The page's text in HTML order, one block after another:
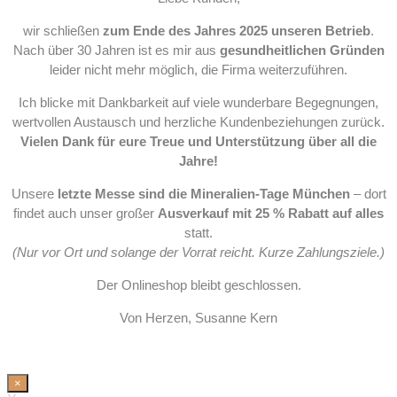
wir schließen zum Ende des Jahres 2025 unseren Betrieb.
Nach über 30 Jahren ist es mir aus gesundheitlichen Gründen
leider nicht mehr möglich, die Firma weiterzuführen.
Ich blicke mit Dankbarkeit auf viele wunderbare Begegnungen,
wertvollen Austausch und herzliche Kundenbeziehungen zurück.
Vielen Dank für eure Treue und Unterstützung über all die
Jahre!
Unsere letzte Messe sind die Mineralien-Tage München– dort
findet auch unser großer Ausverkauf mit 25 % Rabatt auf alles
statt.
(Nur vor Ort und solange der Vorrat reicht. Kurze Zahlungsziele.)
Der Onlineshop bleibt geschlossen.
Von Herzen, Susanne Kern
×